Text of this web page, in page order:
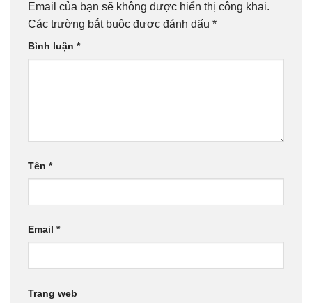
Email của bạn sẽ không được hiển thị công khai.
Các trường bắt buộc được đánh dấu *
Bình luận *
Tên *
Email *
Trang web